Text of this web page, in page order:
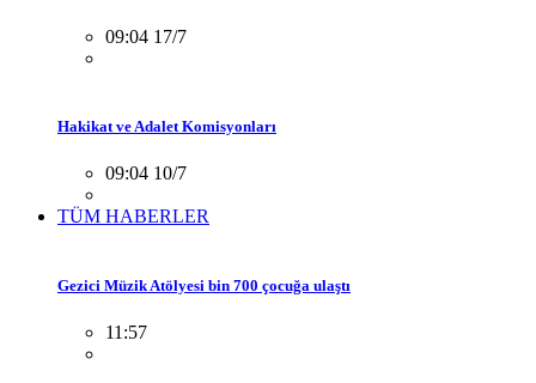
09:04 17/7
Hakikat ve Adalet Komisyonları
09:04 10/7
TÜM HABERLER
Gezici Müzik Atölyesi bin 700 çocuğa ulaştı
11:57